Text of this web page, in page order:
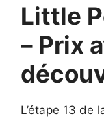
Little
– Prix
L’étape 13 de